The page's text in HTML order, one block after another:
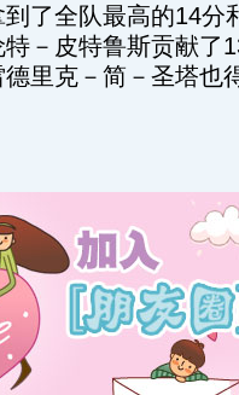
了全队最高的14分
－皮特鲁斯贡献了
里克－简－圣塔也